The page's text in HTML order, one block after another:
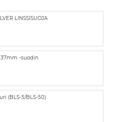
LINSSISUOJA
37mm -suodin
(BLS-5/BLS-50)